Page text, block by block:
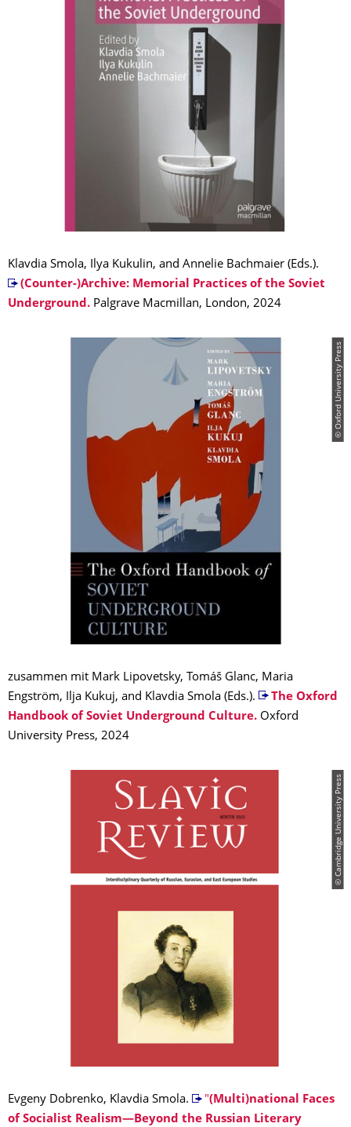
Klavdia Smola, Ilya Kukulin, and Annelie Bachmaier (Eds.).
(Counter-)Archive: Memorial Practices of the Soviet
Underground. Palgrave Macmillan, London, 2024
© Oxford University Press
zusammen mit Mark Lipovetsky, Tomáš Glanc, Maria
Engström, Ilja Kukuj, and Klavdia Smola (Eds.).
The Oxford
Handbook of Soviet Underground Culture. Oxford
University Press, 2024
© Cambridge University Press
Evgeny Dobrenko, Klavdia Smola. "(Multi)national Faces
of Socialist Realism—Beyond the Russian Literary